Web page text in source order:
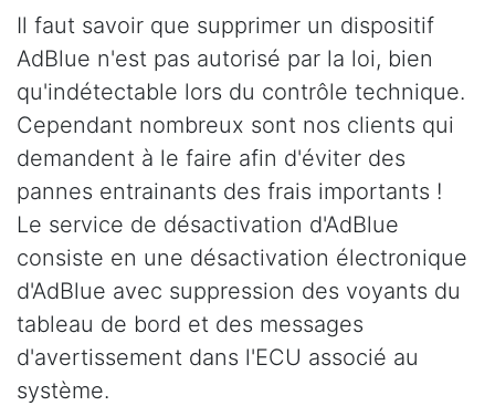
Il faut savoir que supprimer un dispositif
AdBlue n'est pas autorisé par la loi, bien
qu'indétectable lors du contrôle technique.
Cependant nombreux sont nos clients qui
demandent à le faire afin d'éviter des
pannes entrainants des frais importants !
Le service de désactivation d'AdBlue
consiste en une désactivation électronique
d'AdBlue avec suppression des voyants du
tableau de bord et des messages
d'avertissement dans l'ECU associé au
système.